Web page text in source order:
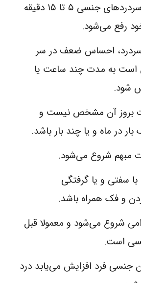
مدت زمان سردردهای جنسی ۵ تا ۱۵ دقیقه
رفع می‌شود.
احساس ضعف در سر
است به مدت چند ساعت یا
شود.
بروز آن مشخص نیست و
در ماه و یا چند بار باشد.
مبهم شروع می‌شود.
سفتی و یا گرفتگی
و فک همراه باشد.
شروع می‌شود و معمولا قبل
است.
فرد افزایش می‌یابد درد